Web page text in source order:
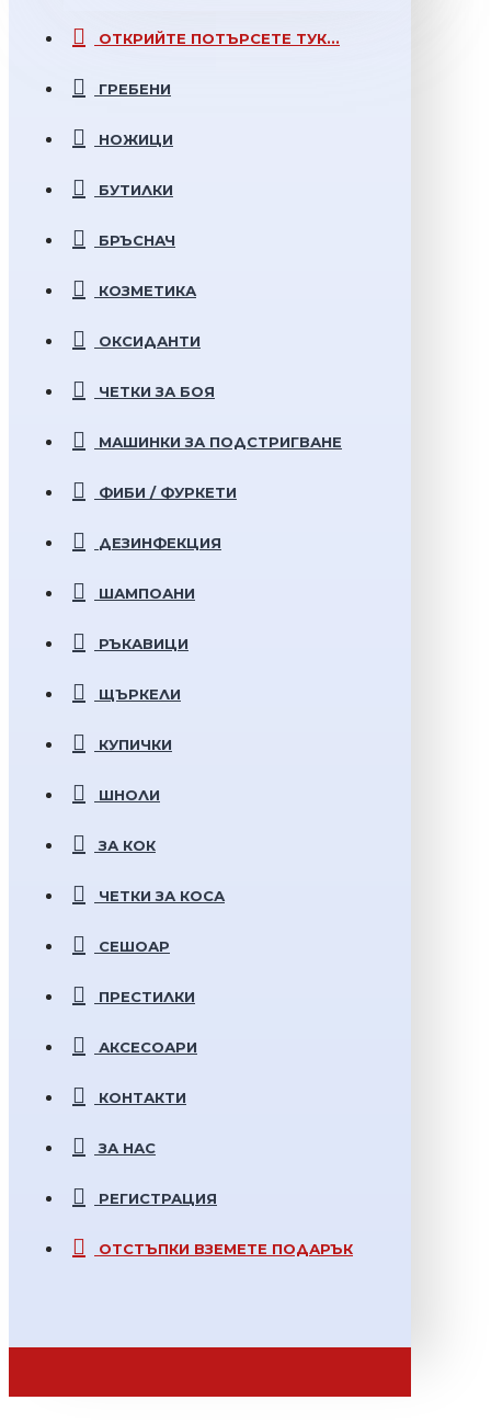
ОТКРИЙТЕ ПОТЪРСЕТЕ ТУК...
ГРЕБЕНИ
НОЖИЦИ
БУТИЛКИ
БРЪСНАЧ
КОЗМЕТИКА
ОКСИДАНТИ
ЧЕТКИ ЗА БОЯ
МАШИНКИ ЗА ПОДСТРИГВАНЕ
ФИБИ / ФУРКЕТИ
ДЕЗИНФЕКЦИЯ
ШАМПОАНИ
РЪКАВИЦИ
ЩЪРКЕЛИ
КУПИЧКИ
ШНОЛИ
ЗА КОК
ЧЕТКИ ЗА КОСА
СЕШОАР
ПРЕСТИЛКИ
АКСЕСОАРИ
КОНТАКТИ
ЗА НАС
РЕГИСТРАЦИЯ
ОТСТЪПКИ ВЗЕМЕТЕ ПОДАРЪК